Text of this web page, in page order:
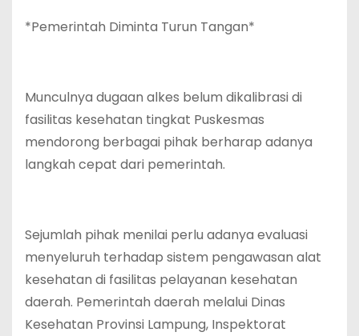
*Pemerintah Diminta Turun Tangan*
Munculnya dugaan alkes belum dikalibrasi di
fasilitas kesehatan tingkat Puskesmas
mendorong berbagai pihak berharap adanya
langkah cepat dari pemerintah.
Sejumlah pihak menilai perlu adanya evaluasi
menyeluruh terhadap sistem pengawasan alat
kesehatan di fasilitas pelayanan kesehatan
daerah. Pemerintah daerah melalui Dinas
Kesehatan Provinsi Lampung, Inspektorat